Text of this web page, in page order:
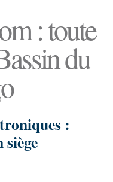
: toute
du
:
siège